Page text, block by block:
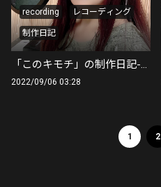
recording レコーディング
制作日記
「このキモチ」の制作日記-part01-
2022/09/06 03:28
1 2